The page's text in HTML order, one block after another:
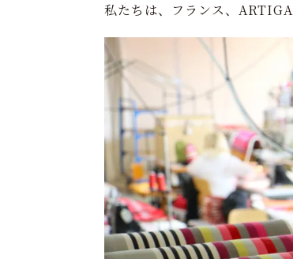
私たちは、フランス、